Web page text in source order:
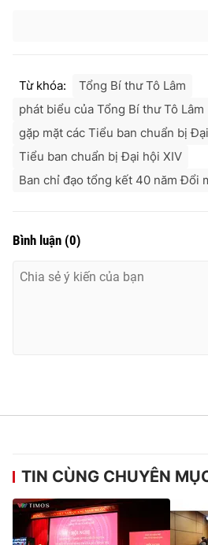
Từ khóa:
Tổng Bí thư Tô Lâm
phát biểu của Tổng Bí thư Tô Lâm
gặp mặt các Tiểu ban chuẩn bị
Tiểu ban chuẩn bị Đại hội XIV
Ban chỉ đạo tổng kết 40 năm Đổi
Bình luận (0)
TIN CÙNG CHUYÊN